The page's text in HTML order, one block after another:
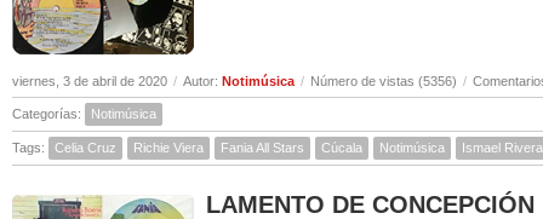
viernes, 3 de abril de 2020 / Autor: Notimúsica / Número de vistas (5356) /
Categorías: Notimúsica
Tags: Celia Cruz Richie Viera Fania All Stars Cúcala Notimúsica Ismael Rivera
LAMENTO DE